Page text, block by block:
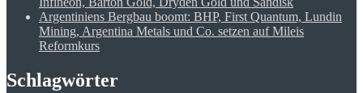
Argentiniens Bergbau boomt: BHP, First Quantum, Lundin
Mining, Argentina Metals und Co. setzen auf Mileis
Reformkurs
Schlagwörter